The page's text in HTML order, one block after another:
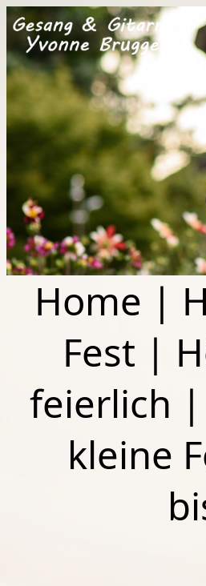
Home |
Fest |
feierlich |
kleine